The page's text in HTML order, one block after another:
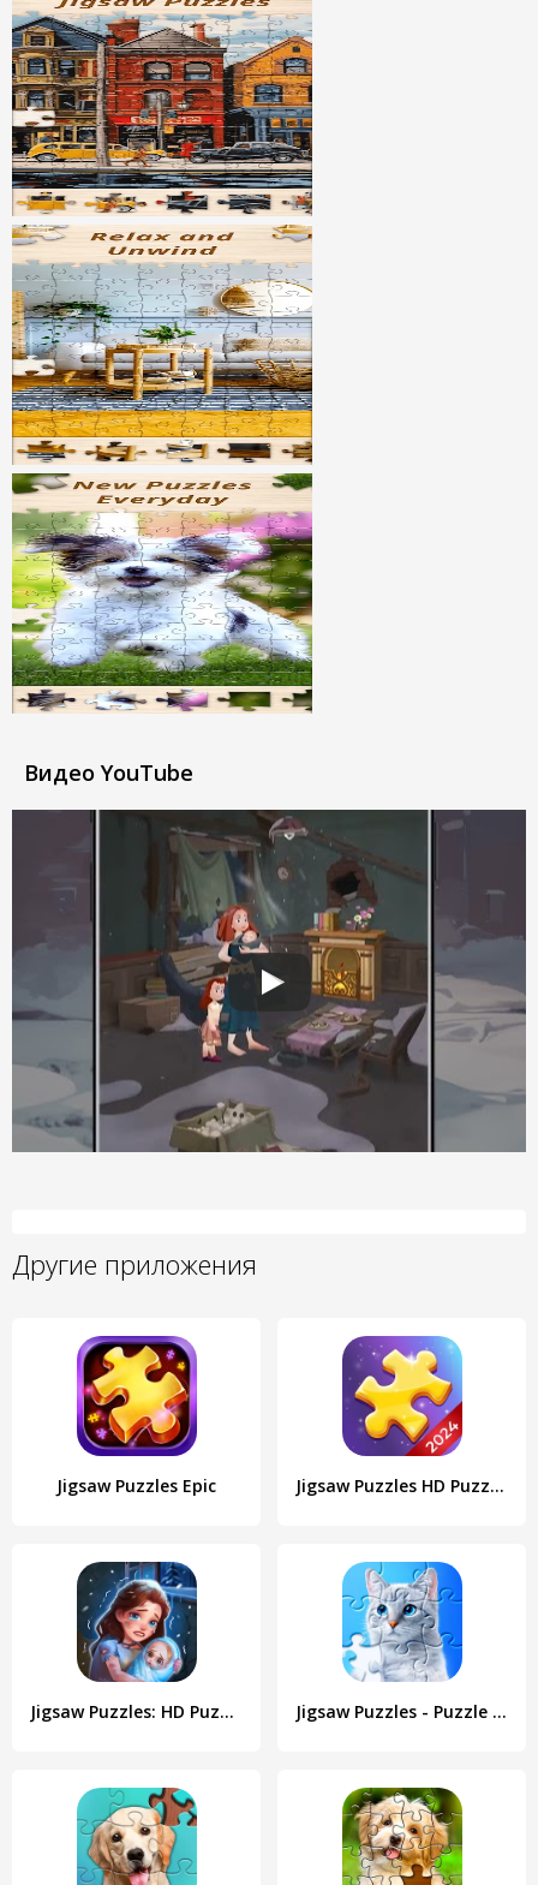
Видео YouTube
Другие приложения
Jigsaw Puzzles Epic Jigsaw Puzzles HD Puzzle Games
Jigsaw Puzzles: HD Puzzle Game Jigsaw Puzzles - Puzzle Games